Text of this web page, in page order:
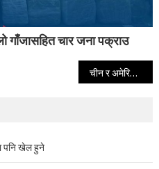
गाँजासहित चार जना पक्राउ
चीन र अमेरिकाबीच पहिलेभन्दा अझ सशक्त सहकार्यको अपेक्षाः चिनियाँ राजदुत
पनि खेल हुने